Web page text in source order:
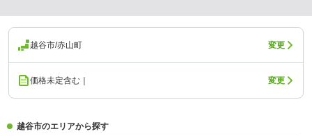
越谷市/赤山町 変更
価格未定含む｜ 変更
越谷市のエリアから探す